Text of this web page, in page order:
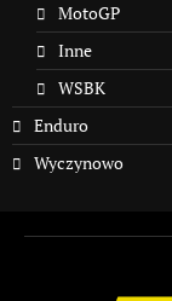
MotoGP
Inne
WSBK
Enduro
Wyczynowo